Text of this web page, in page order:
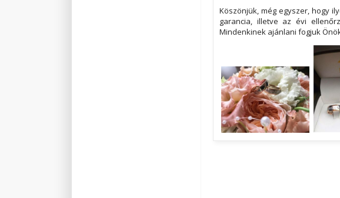
Köszönjük, még egyszer, hogy
garancia, illetve az évi
Mindenkinek ajánlani fogjuk